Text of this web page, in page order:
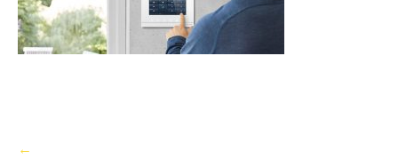
Beitragsnavigation
←